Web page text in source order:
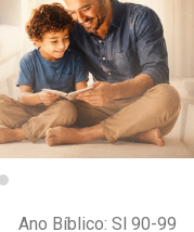
Ano Bíblico: Sl 90-99